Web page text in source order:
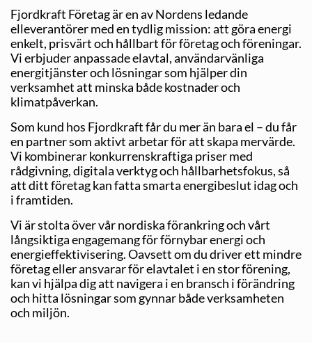
Fjordkraft Företag är en av Nordens ledande
elleverantörer med en tydlig mission: att göra energi
enkelt, prisvärt och hållbart för företag och föreningar.
Vi erbjuder anpassade elavtal, användarvänliga
energitjänster och lösningar som hjälper din
verksamhet att minska både kostnader och
klimatpåverkan.
Som kund hos Fjordkraft får du mer än bara el – du får
en partner som aktivt arbetar för att skapa mervärde.
Vi kombinerar konkurrenskraftiga priser med
rådgivning, digitala verktyg och hållbarhetsfokus, så
att ditt företag kan fatta smarta energibeslut idag och
i framtiden.
Vi är stolta över vår nordiska förankring och vårt
långsiktiga engagemang för förnybar energi och
energieffektivisering. Oavsett om du driver ett mindre
företag eller ansvarar för elavtalet i en stor förening,
kan vi hjälpa dig att navigera i en bransch i förändring
och hitta lösningar som gynnar både verksamheten
och miljön.